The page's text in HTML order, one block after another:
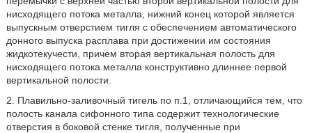
нисходящего потока металла, нижний конец которой является
выпускным отверстием тигля с обеспечением автоматического
донного выпуска расплава при достижении им состояния
жидкотекучести, причем вторая вертикальная полость для
нисходящего потока металла конструктивно длиннее первой
вертикальной полости.
2. Плавильно-заливочный тигель по п.1, отличающийся тем, что
полость канала сифонного типа содержит технологические
отверстия в боковой стенке тигля, полученные при